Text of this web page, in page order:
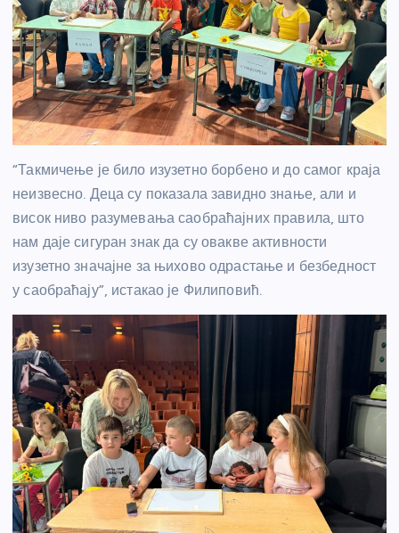
“Такмичење је било изузетно борбено и до самог краја
неизвесно. Деца су показала завидно знање, али и
висок ниво разумевања саобраћајних правила, што
нам даје сигуран знак да су овакве активности
изузетно значајне за њихово одрастање и безбедност
у саобраћају”, истакао је Филиповић.